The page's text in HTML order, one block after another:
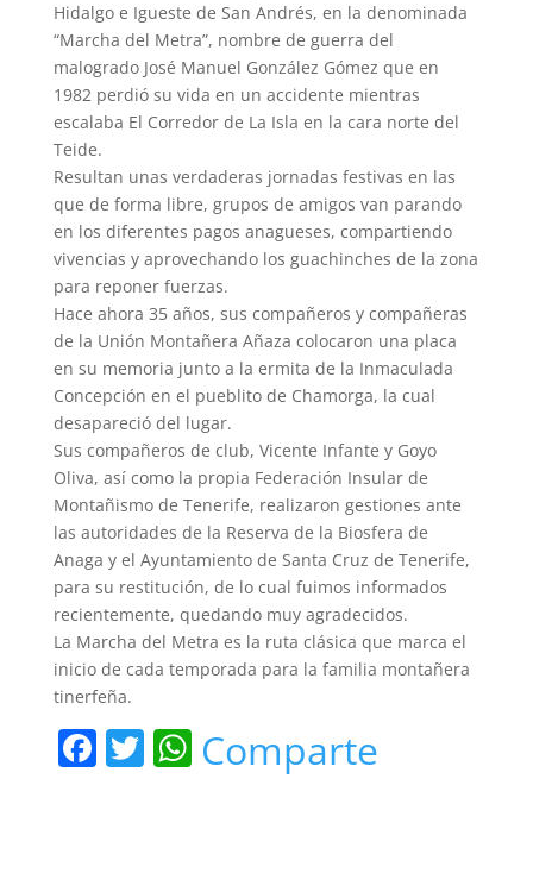
Hidalgo e Igueste de San Andrés, en la denominada
“Marcha del Metra”, nombre de guerra del
malogrado José Manuel González Gómez que en
1982 perdió su vida en un accidente mientras
escalaba El Corredor de La Isla en la cara norte del
Teide.
Resultan unas verdaderas jornadas festivas en las
que de forma libre, grupos de amigos van parando
en los diferentes pagos anagueses, compartiendo
vivencias y aprovechando los guachinches de la zona
para reponer fuerzas.
Hace ahora 35 años, sus compañeros y compañeras
de la Unión Montañera Añaza colocaron una placa
en su memoria junto a la ermita de la Inmaculada
Concepción en el pueblito de Chamorga, la cual
desapareció del lugar.
Sus compañeros de club, Vicente Infante y Goyo
Oliva, así como la propia Federación Insular de
Montañismo de Tenerife, realizaron gestiones ante
las autoridades de la Reserva de la Biosfera de
Anaga y el Ayuntamiento de Santa Cruz de Tenerife,
para su restitución, de lo cual fuimos informados
recientemente, quedando muy agradecidos.
La Marcha del Metra es la ruta clásica que marca el
inicio de cada temporada para la familia montañera
tinerfeña.
F T W
Comparte